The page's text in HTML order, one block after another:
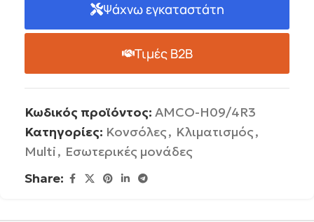
Ψάχνω εγκαταστάτη
Τιμές B2B
Κωδικός προϊόντος: AMCO-H09/4R3
Κατηγορίες: Κονσόλες, Κλιματισμός,
Multi, Εσωτερικές μονάδες
Share: